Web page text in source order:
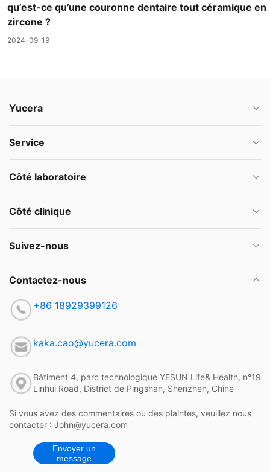
qu’est-ce qu’une couronne dentaire tout céramique en
zircone ?
2024-09-19
Yucera
Service
Côté laboratoire
Côté clinique
Suivez-nous
Contactez-nous
+86 18929399126
kaka.cao@yucera.com
Bâtiment 4, parc technologique YESUN Life& Health, n°19
Linhui Road, District de Pingshan, Shenzhen, Chine
Si vous avez des commentaires ou des plaintes, veuillez nous
contacter : John@yucera.com
Envoyer un
message